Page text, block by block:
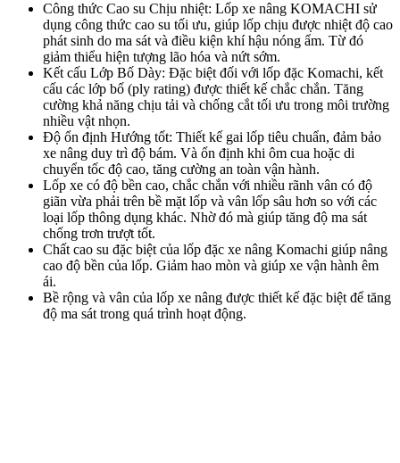
Công thức Cao su Chịu nhiệt: Lốp xe nâng KOMACHI sử
dụng công thức cao su tối ưu, giúp lốp chịu được nhiệt độ cao
phát sinh do ma sát và điều kiện khí hậu nóng ẩm. Từ đó
giảm thiểu hiện tượng lão hóa và nứt sớm.
Kết cấu Lớp Bố Dày: Đặc biệt đối với lốp đặc Komachi, kết
cấu các lớp bố (ply rating) được thiết kế chắc chắn. Tăng
cường khả năng chịu tải và chống cắt tối ưu trong môi trường
nhiều vật nhọn.
Độ ổn định Hướng tốt: Thiết kế gai lốp tiêu chuẩn, đảm bảo
xe nâng duy trì độ bám. Và ổn định khi ôm cua hoặc di
chuyển tốc độ cao, tăng cường an toàn vận hành.
Lốp xe có độ bền cao, chắc chắn với nhiều rãnh vân có độ
giãn vừa phải trên bề mặt lốp và vân lốp sâu hơn so với các
loại lốp thông dụng khác. Nhờ đó mà giúp tăng độ ma sát
chống trơn trượt tốt.
Chất cao su đặc biệt của lốp đặc xe nâng Komachi giúp nâng
cao độ bền của lốp. Giảm hao mòn và giúp xe vận hành êm
ái.
Bề rộng và vân của lốp xe nâng được thiết kế đặc biệt để tăng
độ ma sát trong quá trình hoạt động.